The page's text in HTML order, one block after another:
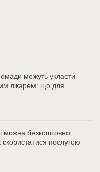
можуть укласти
лікарем: що для
можна безкоштовно
послугою